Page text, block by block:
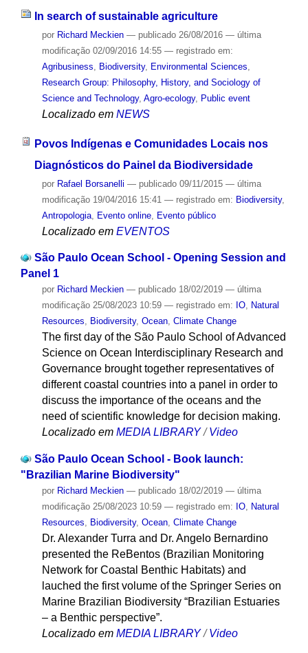
In search of sustainable agriculture
por Richard Meckien — publicado26/08/2016 — última
modificação02/09/2016 14:55 — registrado em:
Agribusiness
Biodiversity, Environmental Sciences
Research Group: Philosophy, History, and Sociology of
Science and Technology, Agro-ecology, Public event
Localizado em NEWS
Povos Indígenas e Comunidades Locais nos
Diagnósticos do Painel da Biodiversidade
por Rafael Borsanelli — publicado09/11/2015 — última
modificação19/04/2016 15:41 — registrado em: Biodiversity,
Antropologia, Evento online, Evento público
Localizado em EVENTOS
São Paulo Ocean School - Opening Session and
Panel 1
por Richard Meckien — publicado18/02/2019 — última
modificação25/08/2023 10:59 — registrado em: IO, Natural
Resources, Biodiversity, Ocean, Climate Change
The first day of the São Paulo School of Advanced
Science on Ocean Interdisciplinary Research and
Governance brought together representatives of
different coastal countries into a panel in order to
discuss the importance of the oceans and the
need of scientific knowledge for decision making.
Localizado em MEDIA LIBRARY /Video
São Paulo Ocean School - Book launch:
"Brazilian Marine Biodiversity"
por Richard Meckien — publicado18/02/2019 — última
modificação25/08/2023 10:59 — registrado em: IO, Natural
Resources, Biodiversity, Ocean, Climate Change
Dr. Alexander Turra and Dr. Angelo Bernardino
presented the ReBentos (Brazilian Monitoring
Network for Coastal Benthic Habitats) and
lauched the first volume of the Springer Series on
Marine Brazilian Biodiversity “Brazilian Estuaries
– a Benthic perspective”.
Localizado em MEDIA LIBRARY /Video